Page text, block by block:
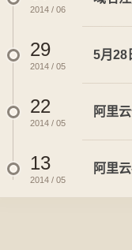
2014 / 06
29
2014 / 05
5月28
22
2014 / 05
阿里
13
2014 / 05
阿里